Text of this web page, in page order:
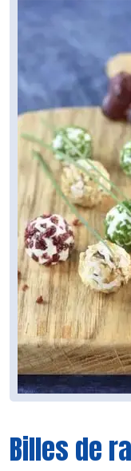
Billes de